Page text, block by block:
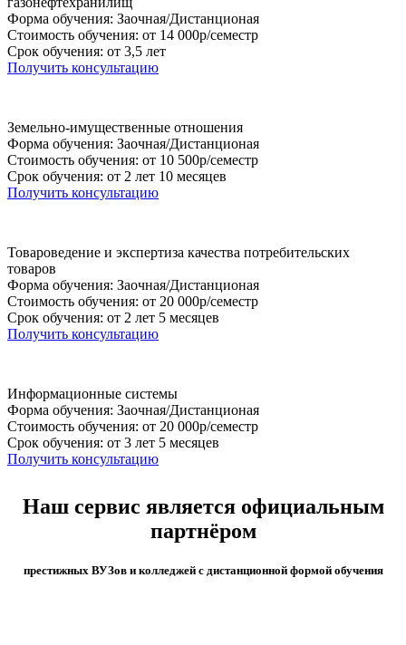
Форма обучения: Заочная/Дистанционая
Стоимость обучения: от 14 000р/семестр
Срок обучения: от 3,5 лет
Получить консультацию
Земельно-имущественные отношения
Форма обучения: Заочная/Дистанционая
Стоимость обучения: от 10 500р/семестр
Срок обучения: от 2 лет 10 месяцев
Получить консультацию
Товароведение и экспертиза качества потребительских
товаров
Форма обучения: Заочная/Дистанционая
Стоимость обучения: от 20 000р/семестр
Срок обучения: от 2 лет 5 месяцев
Получить консультацию
Информационные системы
Форма обучения: Заочная/Дистанционая
Стоимость обучения: от 20 000р/семестр
Срок обучения: от 3 лет 5 месяцев
Получить консультацию
Наш сервис является официальным
партнёром
престижных ВУЗов и колледжей с дистанционной формой обучения